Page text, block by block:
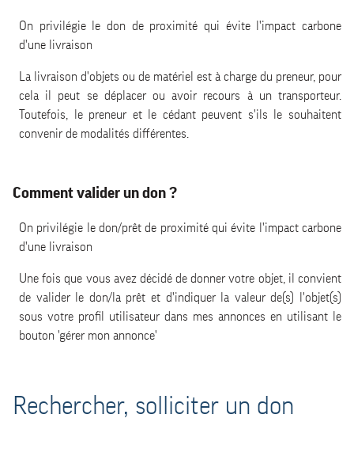
On privilégie le don de proximité qui évite l'impact carbone
d'une livraison
La livraison d'objets ou de matériel est à charge du preneur, pour
cela il peut se déplacer ou avoir recours à un transporteur.
Toutefois, le preneur et le cédant peuvent s'ils le souhaitent
convenir de modalités différentes.
Comment valider un don ?
On privilégie le don/prêt de proximité qui évite l'impact carbone
d'une livraison
Une fois que vous avez décidé de donner votre objet, il convient
de valider le don/la prêt et d'indiquer la valeur de(s) l'objet(s)
sous votre profil utilisateur dans mes annonces en utilisant le
bouton 'gérer mon annonce'
Rechercher, solliciter un don